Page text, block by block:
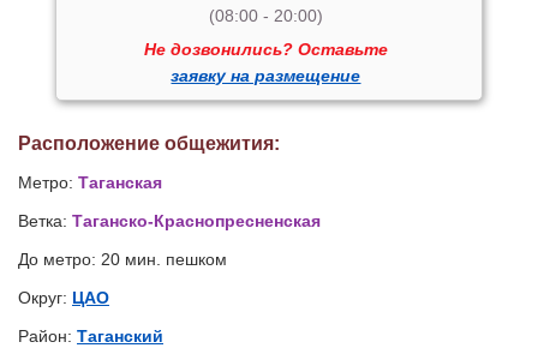
(08:00 - 20:00)
Не дозвонились? Оставьте
заявку на размещение
Расположение общежития:
Метро: Таганская
Ветка: Таганско-Краснопресненская
До метро: 20 мин. пешком
Округ: ЦАО
Район: Таганский